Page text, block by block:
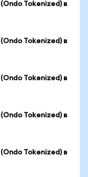
Tokenized) в
Tokenized) в
Tokenized) в
Tokenized) в
Tokenized) в